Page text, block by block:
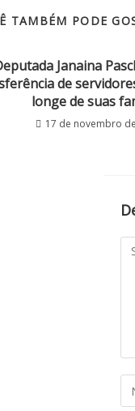
TAMBÉM PODE
Janaina
de
longe de suas
17 de novembro